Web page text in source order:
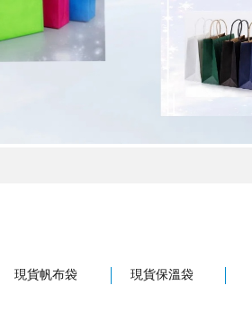
現貨帆布袋 現貨保溫袋